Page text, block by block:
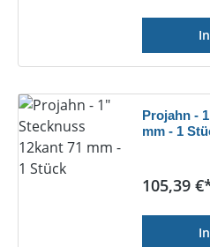
Projahn -
mm - 1
105,39